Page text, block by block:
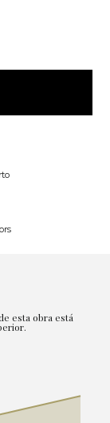
esta obra está